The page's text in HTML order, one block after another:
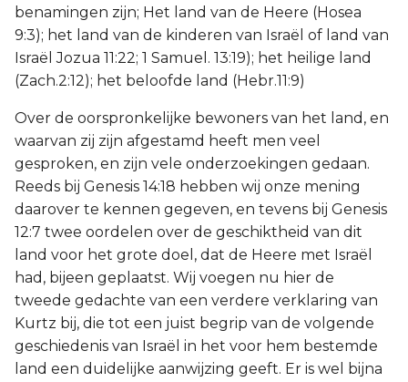
benamingen zijn; Het land van de Heere (Hosea
9:3); het land van de kinderen van Israël of land van
Israël Jozua 11:22; 1 Samuel. 13:19); het heilige land
(Zach.2:12); het beloofde land (Hebr.11:9)
Over de oorspronkelijke bewoners van het land, en
waarvan zij zijn afgestamd heeft men veel
gesproken, en zijn vele onderzoekingen gedaan.
Reeds bij Genesis 14:18 hebben wij onze mening
daarover te kennen gegeven, en tevens bij Genesis
12:7 twee oordelen over de geschiktheid van dit
land voor het grote doel, dat de Heere met Israël
had, bijeen geplaatst. Wij voegen nu hier de
tweede gedachte van een verdere verklaring van
Kurtz bij, die tot een juist begrip van de volgende
geschiedenis van Israël in het voor hem bestemde
land een duidelijke aanwijzing geeft. Er is wel bijna